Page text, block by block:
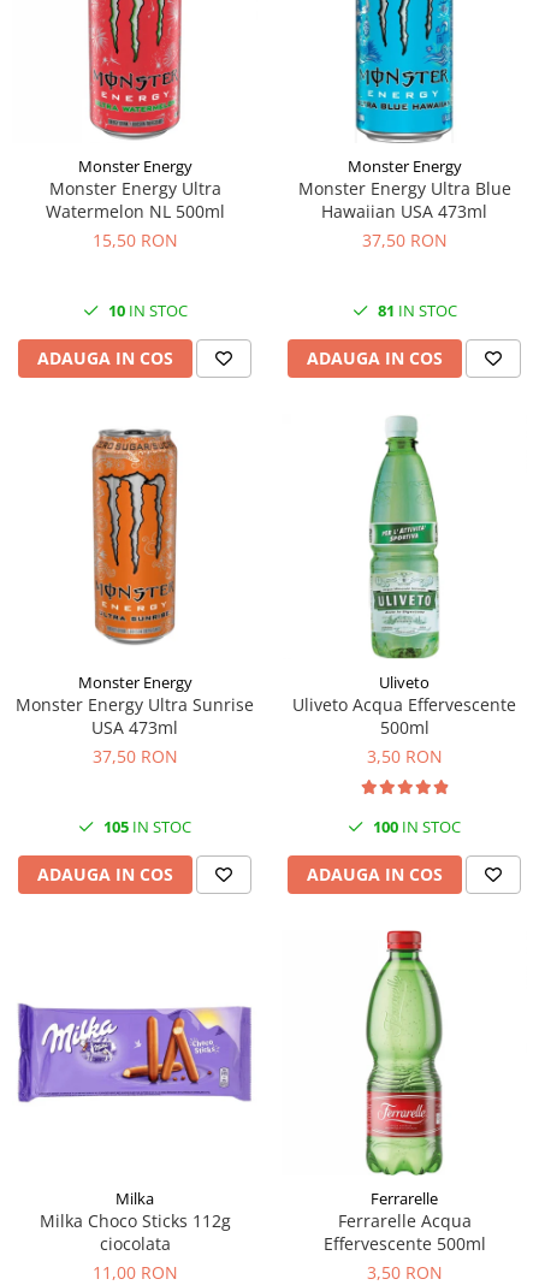
Monster Energy
Monster Energy Ultra
Watermelon NL 500ml
15,50 RON
10IN STOC
ADAUGA IN COS
Monster Energy
Monster Energy Ultra Blue
Hawaiian USA 473ml
37,50 RON
81 IN STOC
ADAUGA IN COS
Monster Energy
Monster Energy Ultra Sunrise
USA 473ml
37,50 RON
105 IN STOC
ADAUGA IN COS
Uliveto
Uliveto Acqua Effervescente
500ml
3,50 RON
100 IN STOC
ADAUGA IN COS
Milka
Milka Choco Sticks 112g
ciocolata
11,00 RON
Ferrarelle
Ferrarelle Acqua
Effervescente 500ml
3,50 RON